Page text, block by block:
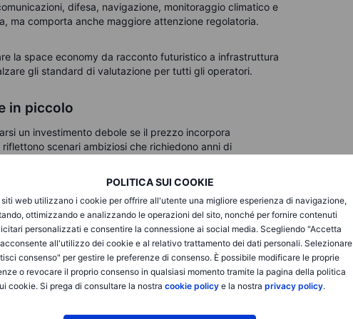
POLITICA SUI COOKIE
siti web utilizzano i cookie per offrire all'utente una migliore esperienza di navigazione,
ottimizzando e analizzando le operazioni del sito, nonché per fornire contenuti
personalizzati e consentire la connessione ai social media. Scegliendo "Accetta
all'utilizzo dei cookie e al relativo trattamento dei dati personali. Selezionare
consenso" per gestire le preferenze di consenso. È possibile modificare le proprie
o revocare il proprio consenso in qualsiasi momento tramite la pagina della politica
cookie. Si prega di consultare la nostra cookie policye la nostra privacy policy.
difesa, navigazione, monitoraggio climatico e
ma comporta anche maggiore attenzione regolatoria.
la space economy da racconto futuristico a infrastruttura
gli standard di valutazione per tutti gli operatori.
in piccolo
un investimento debole se il prezzo incorpora
scenari ambiziosi che richiedono anni di
IA e progetti di lungo periodo richiedono investimenti
netta nonostante la crescita dei ricavi: non un
tra crescita e redditività.
di Starlink e i progetti IA richiedono progressi su larga
domanda inferiore alle attese possono incidere
alla forte centralità di Elon Musk.